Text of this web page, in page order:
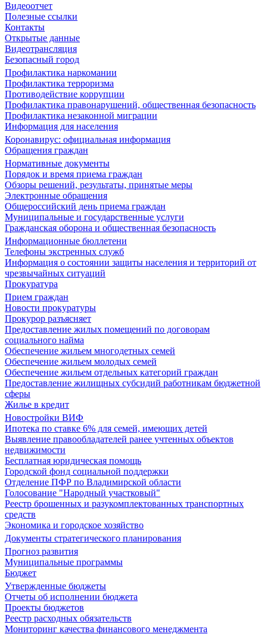
Видеоотчет
Полезные ссылки
Контакты
Открытые данные
Видеотрансляция
Безопасный город
Профилактика наркомании
Профилактика терроризма
Противодействие коррупции
Профилактика правонарушений, общественная безопасность
Профилактика незаконной миграции
Информация для населения
Коронавирус: официальная информация
Обращения граждан
Нормативные документы
Порядок и время приема граждан
Обзоры решений, результаты, принятые меры
Электронные обращения
Общероссийский день приема граждан
Муниципальные и государственные услуги
Гражданская оборона и общественная безопасность
Информационные бюллетени
Телефоны экстренных служб
Информация о состоянии защиты населения и территорий от
чрезвычайных ситуаций
Прокуратура
Прием граждан
Новости прокуратуры
Прокурор разъясняет
Предоставление жилых помещений по договорам
социального найма
Обеспечение жильем многодетных семей
Обеспечение жильем молодых семей
Обеспечение жильем отдельных категорий граждан
Предоставление жилищных субсидий работникам бюджетной
сферы
Жилье в кредит
Новостройки ВИФ
Ипотека по ставке 6% для семей, имеющих детей
Выявление правообладателей ранее учтенных объектов
недвижимости
Бесплатная юридическая помощь
Городской фонд социальной поддержки
Отделение ПФР по Владимирской области
Голосование "Народный участковый"
Реестр брошенных и разукомплектованных транспортных
средств
Экономика и городское хозяйство
Документы стратегического планирования
Прогноз развития
Муниципальные программы
Бюджет
Утвержденные бюджеты
Отчеты об исполнении бюджета
Проекты бюджетов
Реестр расходных обязательств
Мониторинг качества финансового менеджмента